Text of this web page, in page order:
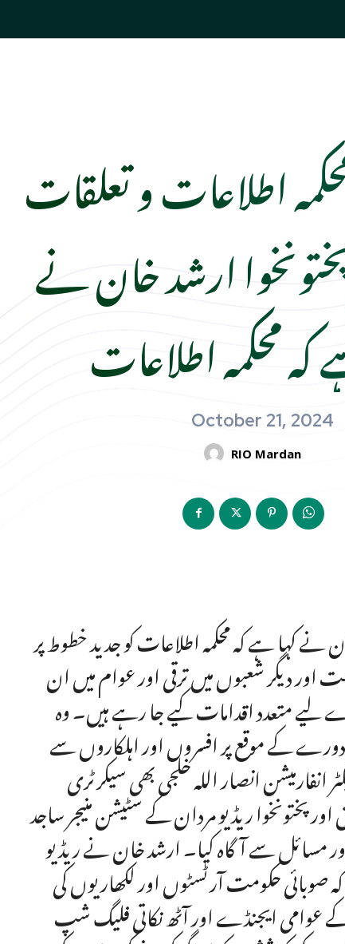
اطلاعات و تعلقات
ارشد خان نے
محکمہ اطلاعات
October 21, 2024
RIO Mardan
نے کہا ہے کہ محکمہ اطلاعات کو جدید خطوط پر
دیگر شعبوں میں ترقی اور عوام میں ان
متعدد اقدامات کیے جا رہے ہیں۔ وہ
کے موقع پر افسروں اور اہلکاروں سے
انصار اللہ خلجی بھی سیکرٹری
پختونخوا ریڈیو مردان کے سٹیشن منیجر ساجد
مسائل سے آگاہ کیا۔ ارشد خان نے ریڈیو
صوبائی حکومت آرٹسٹوں اور لکھاریوں کی
عوامی ایجنڈے اور آٹھ نکاتی فلیگ شپ